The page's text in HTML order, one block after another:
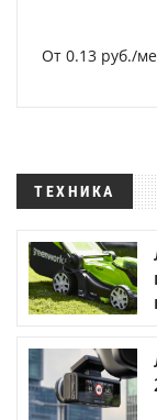
От 0.13 руб./
ТЕХНИКА